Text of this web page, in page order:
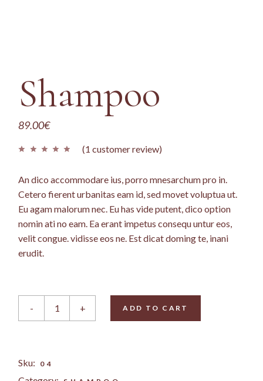
Shampoo
89.00€
(1 customer review)
An dico accommodare ius, porro mnesarchum pro in.
Cetero fierent urbanitas eam id, sed movet voluptua ut.
Eu agam malorum nec. Eu has vide putent, dico option
nomin ati no eam. Ea erant impetus consequ untur eos,
velit congue. vidisse eos ne. Est dicat doming te, inani
erudit.
Shampoo quantity
- + ADD TO CART
Sku: 04